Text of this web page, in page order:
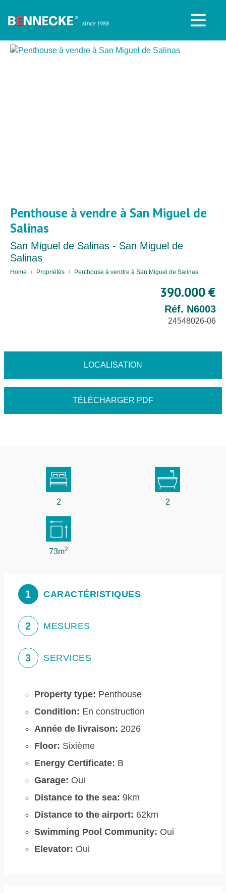
Penthouse à vendre à San Miguel de
Salinas
San Miguel de Salinas - San Miguel de
Salinas
Home Propriétés Penthouse à vendre à San Miguel de Salinas
390.000 €
Réf. N6003
24548026-06
LOCALISATION
TÉLÉCHARGER PDF
2 2
73m2
1 CARACTÉRISTIQUES
2 MESURES
3 SERVICES
Property type: Penthouse
Condition: En construction
Année de livraison: 2026
Floor: Sixième
Energy Certificate: B
Garage: Oui
Distance to the sea: 9km
Distance to the airport: 62km
Swimming Pool Community: Oui
Elevator: Oui